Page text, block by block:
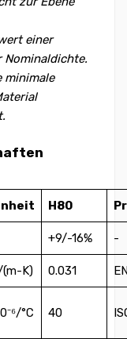
einer
Nominaldichte.
minimale
H80
+9/-16% -
(m-K) 0.031
°C 40